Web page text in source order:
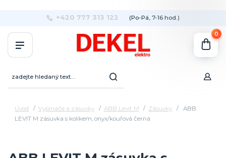
+420 777 313 122 (Po-Pá, 7-16 hod.)
0
Úvod Vypínače a zásuvky ABB Levit M Zásuvky
ABB
LEVIT M zásuvka s kolíkem, onyx/kouřová černá